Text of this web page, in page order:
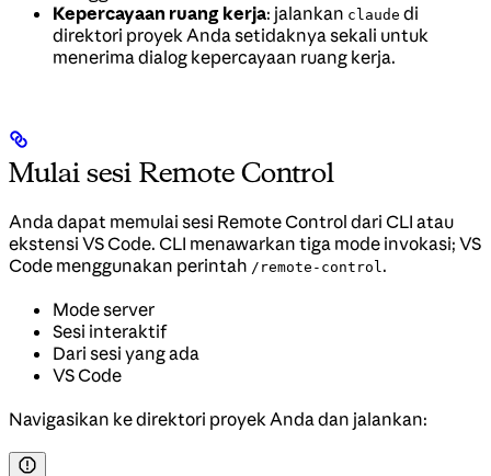
Kepercayaan ruang kerja: jalankan claude di
direktori proyek Anda setidaknya sekali untuk
menerima dialog kepercayaan ruang kerja.
Mulai sesi Remote Control
Anda dapat memulai sesi Remote Control dari CLI atau
ekstensi VS Code. CLI menawarkan tiga mode invokasi; VS
Code menggunakan perintah /remote-control.
Mode server
Sesi interaktif
Dari sesi yang ada
VS Code
Navigasikan ke direktori proyek Anda dan jalankan: